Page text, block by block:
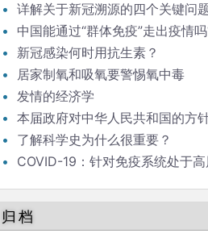
详解关于新冠溯源的四个关键问
中国能通过“群体免疫”走出疫情
新冠感染何时用抗生素？
居家制氧和吸氧要警惕氧中毒
发情的经济学
本届政府对中华人民共和国的方
了解科学史为什么很重要？
COVID-19：针对免疫系统处于
归档